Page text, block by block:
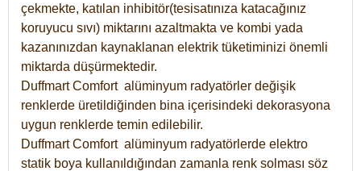
çekmekte, katılan inhibitör(tesisatınıza katacağınız
koruyucu sıvı) miktarını azaltmakta ve kombi yada
kazanınızdan kaynaklanan elektrik tüketiminizi önemli
miktarda düşürmektedir.
Duffmart Comfort alüminyum radyatörler değişik
renklerde üretildiğinden bina içerisindeki dekorasyona
uygun renklerde temin edilebilir.
DuffmartComfort alüminyum radyatörlerde elektro
statik boya kullanıldığından zamanla renk solması söz